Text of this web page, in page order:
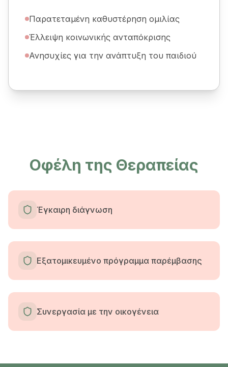
Παρατεταμένη καθυστέρηση ομιλίας
Έλλειψη κοινωνικής ανταπόκρισης
Ανησυχίες για την ανάπτυξη του παιδιού
Οφέλη της Θεραπείας
Έγκαιρη διάγνωση
Εξατομικευμένο πρόγραμμα παρέμβασης
Συνεργασία με την οικογένεια